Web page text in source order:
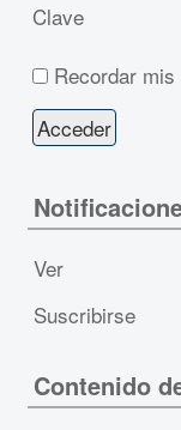
Clave
Recordar mis
Ver
Suscribirse
Contenido